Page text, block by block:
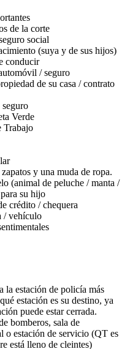
de la corte
social
(suya y de sus hijos)
conducir
/ seguro
de su casa / contrato
seguro
Verde
Trabajo
y una muda de ropa.
(animal de peluche / manta /
su hijo
crédito / chequera
/ vehículo
la estación de policía más
estación es su destino, ya
puede estar cerrada.
bomberos, sala de
o estación de servicio (QT es
está lleno de cleintes)